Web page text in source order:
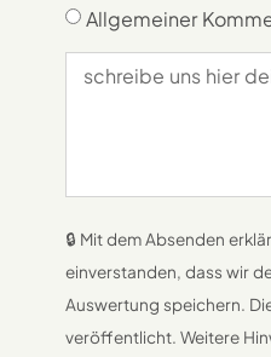
Allgemeiner
🔒 Mit dem Absenden
einverstanden, dass wir
Auswertung speichern.
veröffentlicht. Weitere